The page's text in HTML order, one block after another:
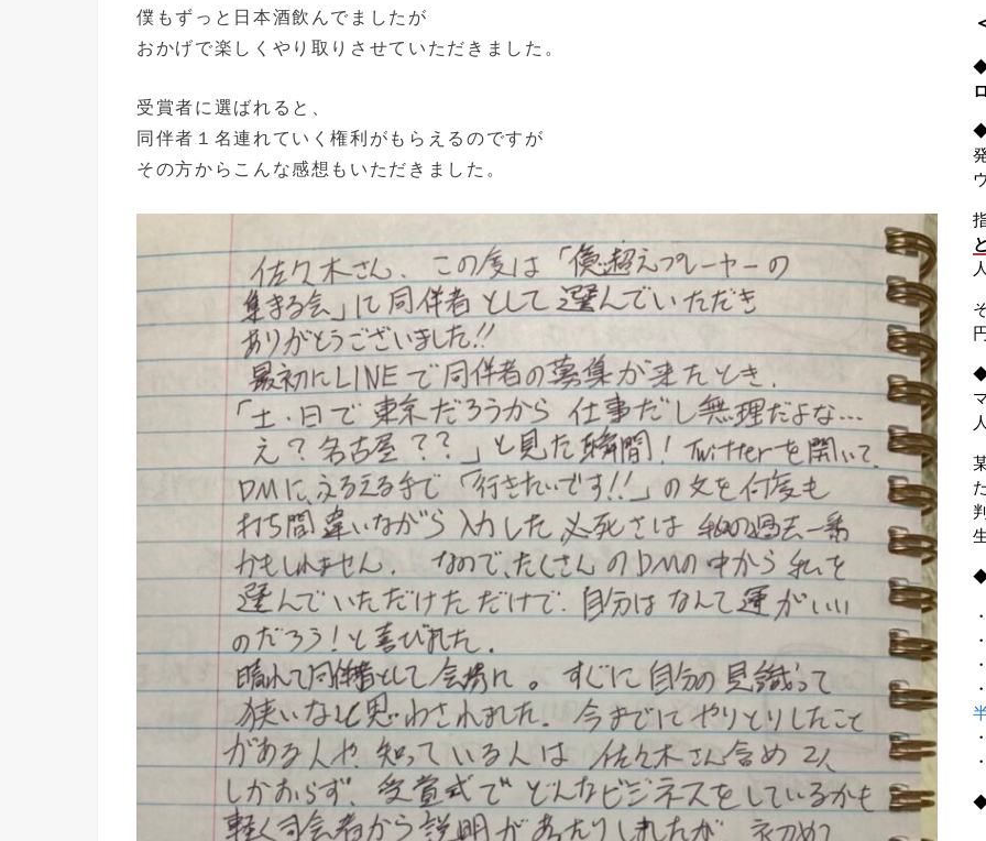
僕もずっと日本酒飲んでましたが
おかげで楽しくやり取りさせていただきました。
受賞者に選ばれると、
同伴者１名連れていく権利がもらえるのですが
その方からこんな感想もいただきました。
◆
◆
◆